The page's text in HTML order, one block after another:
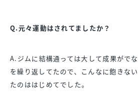
Q.元々運動はされてましたか？
A.ジムに結構通っては大して成果がで
を繰り返してたので、こんなに飽きな
たのははじめてでした。